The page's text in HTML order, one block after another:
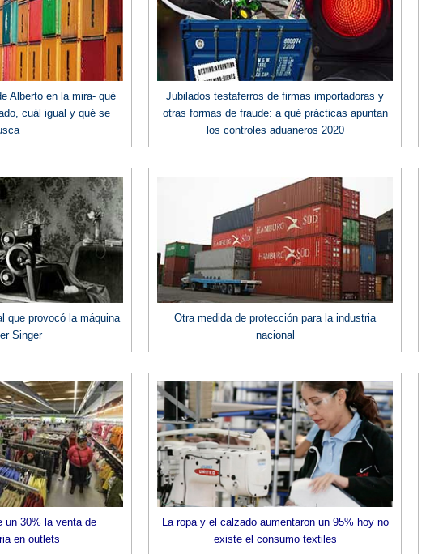
Alberto en la mira- qué
cuál igual y qué se
Jubilados testaferros de firmas importadoras y
otras formas de fraude: a qué prácticas apuntan
los controles aduaneros 2020
que provocó la máquina
Singer
Otra medida de protección para la industria
nacional
un 30% la venta de
en outlets
La ropa y el calzado aumentaron un 95% hoy no
existe el consumo textiles